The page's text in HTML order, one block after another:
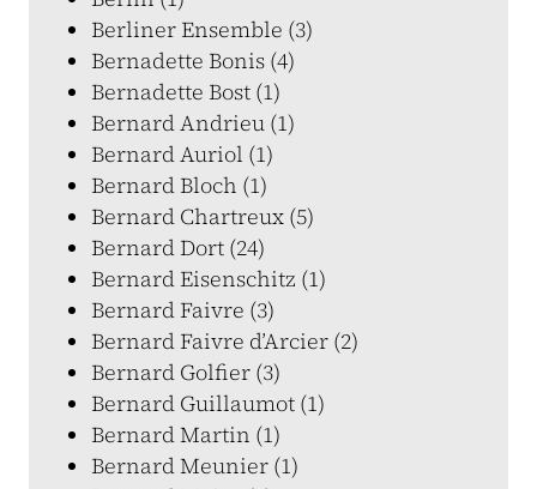
Berliner Ensemble (3)
Bernadette Bonis (4)
Bernadette Bost (1)
Bernard Andrieu (1)
Bernard Auriol (1)
Bernard Bloch (1)
Bernard Chartreux (5)
Bernard Dort (24)
Bernard Eisenschitz (1)
Bernard Faivre (3)
Bernard Faivre d’Arcier (2)
Bernard Golfier (3)
Bernard Guillaumot (1)
Bernard Martin (1)
Bernard Meunier (1)